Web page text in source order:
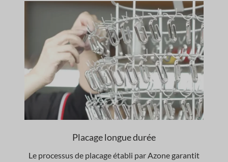
Placage longue durée
Le processus de placage établi par Azone garantit